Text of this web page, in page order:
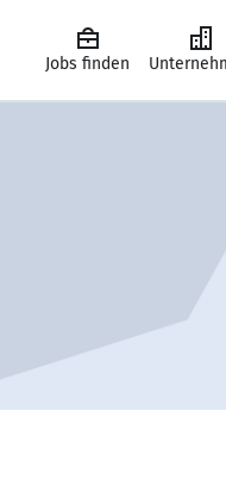
Jobs finden